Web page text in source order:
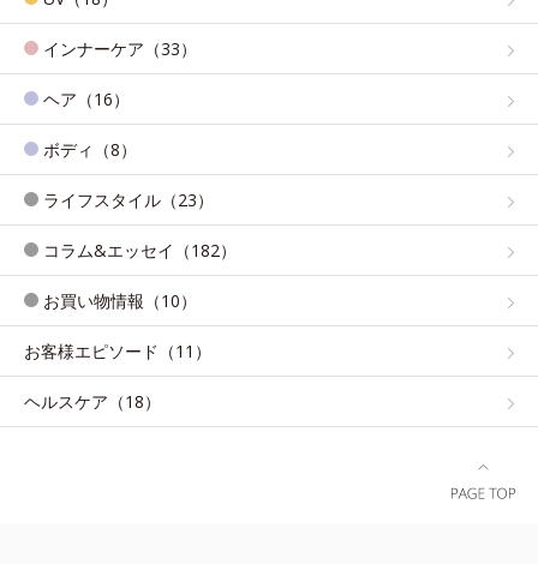
インナーケア（33）
ヘア（16）
ボディ（8）
ライフスタイル（23）
コラム&エッセイ（182）
お買い物情報（10）
お客様エピソード（11）
ヘルスケア（18）